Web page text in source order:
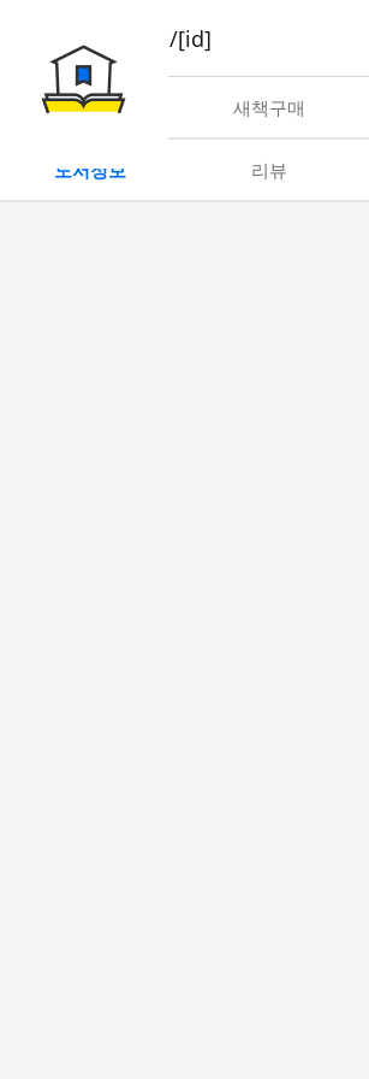
book/rent/[id]
대여 새책구매
도서정보 리뷰